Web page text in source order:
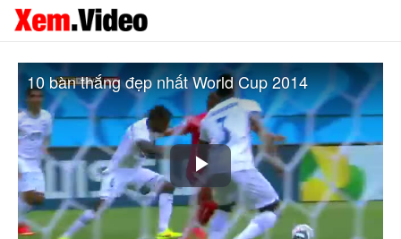
Play
Video
10 bàn thắng đẹp nhất World Cup 2014